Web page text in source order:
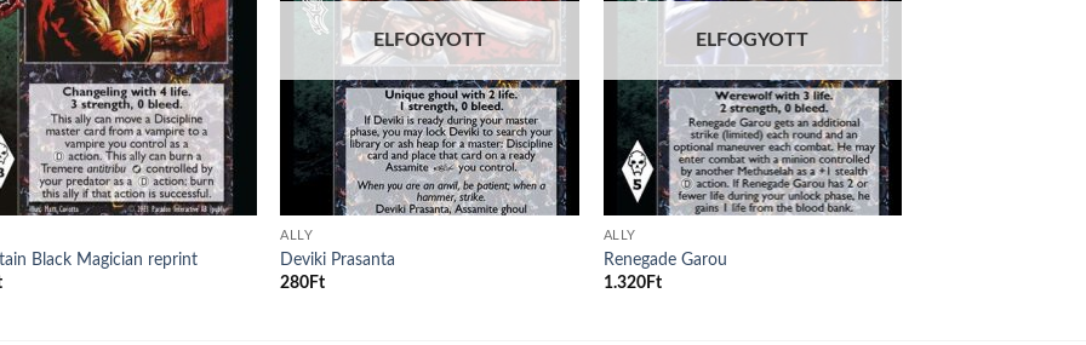
Black Magician reprint
ELFOGYOTT
ALLY
Deviki Prasanta
280 Ft
ELFOGYOTT
ALLY
Renegade Garou
1.320Ft